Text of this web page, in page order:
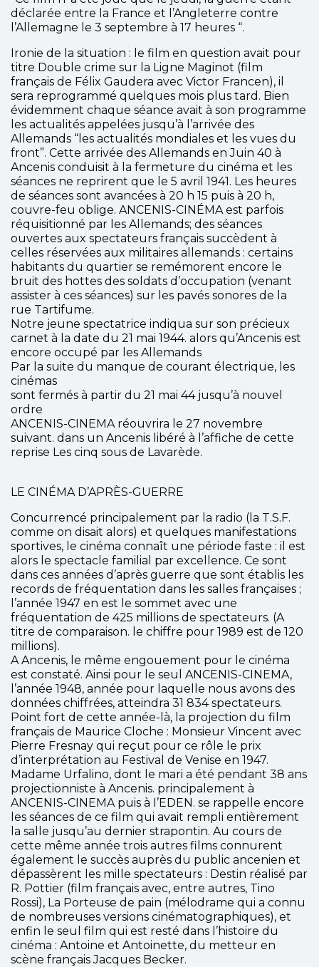
déclarée entre la France et l’Angleterre contre
l’Allemagne le 3 septembre à 17 heures “.
Ironie de la situation : le film en question avait pour
titre Double crime sur la Ligne Maginot (film
français de Félix Gaudera avec Victor Francen), il
sera reprogrammé quelques mois plus tard. Bien
évidemment chaque séance avait à son programme
les actualités appelées jusqu’à l’arrivée des
Allemands “les actualités mondiales et les vues du
front”. Cette arrivée des Allemands en Juin 40 à
Ancenis conduisit à la fermeture du cinéma et les
séances ne reprirent que le 5 avril 1941. Les heures
de séances sont avancées à 20 h 15 puis à 20 h,
couvre-feu oblige. ANCENIS-CINÉMA est parfois
réquisitionné par les Allemands; des séances
ouvertes aux spectateurs français succèdent à
celles réservées aux militaires allemands : certains
habitants du quartier se remémorent encore le
bruit des hottes des soldats d’occupation (venant
assister à ces séances) sur les pavés sonores de la
rue Tartifume.
Notre jeune spectatrice indiqua sur son précieux
carnet à la date du 21 mai 1944. alors qu’Ancenis est
encore occupé par les Allemands
Par la suite du manque de courant électrique, les
cinémas
sont fermés à partir du 21 mai 44 jusqu’à nouvel
ordre
ANCENIS-CINEMA réouvrira le 27 novembre
suivant. dans un Ancenis libéré à l’affiche de cette
reprise Les cinq sous de Lavarède.
LE CINÉMA D’APRÈS-GUERRE
Concurrencé principalement par la radio (la T.S.F.
comme on disait alors) et quelques manifestations
sportives, le cinéma connaît une période faste : il est
alors le spectacle familial par excellence. Ce sont
dans ces années d’après guerre que sont établis les
records de fréquentation dans les salles françaises ;
l’année 1947 en est le sommet avec une
fréquentation de 425 millions de spectateurs. (A
titre de comparaison. le chiffre pour 1989 est de 120
millions).
A Ancenis, le même engouement pour le cinéma
est constaté. Ainsi pour le seul ANCENIS-CINEMA,
l’année 1948, année pour laquelle nous avons des
données chiffrées, atteindra 31 834 spectateurs.
Point fort de cette année-là, la projection du film
français de Maurice Cloche : Monsieur Vincent avec
Pierre Fresnay qui reçut pour ce rôle le prix
d’interprétation au Festival de Venise en 1947.
Madame Urfalino, dont le mari a été pendant 38 ans
projectionniste à Ancenis. principalement à
ANCENIS-CINEMA puis à I’EDEN. se rappelle encore
les séances de ce film qui avait rempli entièrement
la salle jusqu’au dernier strapontin. Au cours de
cette même année trois autres films connurent
également le succès auprès du public ancenien et
dépassèrent les mille spectateurs : Destin réalisé par
R. Pottier (film français avec, entre autres, Tino
Rossi), La Porteuse de pain (mélodrame qui a connu
de nombreuses versions cinématographiques), et
enfin le seul film qui est resté dans l’histoire du
cinéma : Antoine et Antoinette, du metteur en
scène français Jacques Becker.